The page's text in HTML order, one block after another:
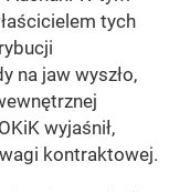
tych
na jaw wyszło,
wyjaśnił,
kontraktowej.